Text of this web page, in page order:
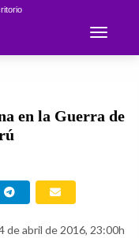
Toggle
en la Guerra de
de abril de 2016, 23:00h